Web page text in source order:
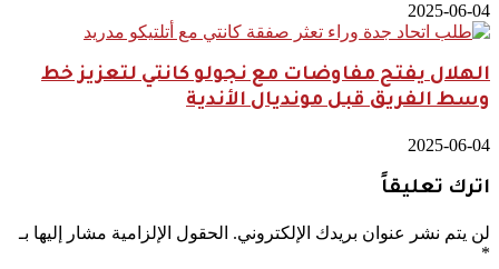
2025-06-04
الهلال يفتح مفاوضات مع نجولو كانتي لتعزيز خط
وسط الفريق قبل مونديال الأندية
2025-06-04
اترك تعليقاً
لن يتم نشر عنوان بريدك الإلكتروني. الحقول الإلزامية مشار إليها بـ
*